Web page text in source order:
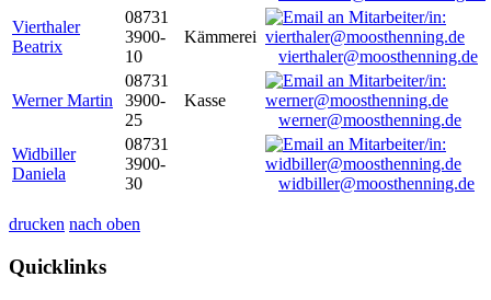
Vierthaler
Beatrix
08731
3900-
10
Kämmerei
vierthaler@moosthenning.de
Werner Martin
08731
3900-
25
Kasse
werner@moosthenning.de
Widbiller
Daniela
08731
3900-
30
widbiller@moosthenning.de
drucken nach oben
Quicklinks